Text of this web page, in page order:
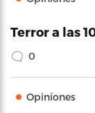
Terror a las
0
Opiniones